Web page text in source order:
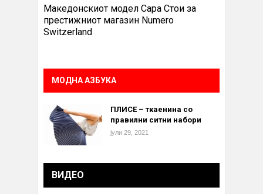
Македонскиот модел Сара Стои за
престижниот магазин Numero
Switzerland
МОДНА АЗБУКА
ПЛИСЕ – ткаенина со
правилни ситни набори
јули 29, 2021
ВИДЕО